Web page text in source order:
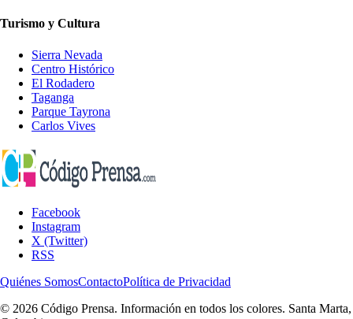
Turismo y Cultura
Sierra Nevada
Centro Histórico
El Rodadero
Taganga
Parque Tayrona
Carlos Vives
Facebook
Instagram
X (Twitter)
RSS
Quiénes SomosContactoPolítica de Privacidad
© 2026 Código Prensa. Información en todos los colores. Santa Marta,